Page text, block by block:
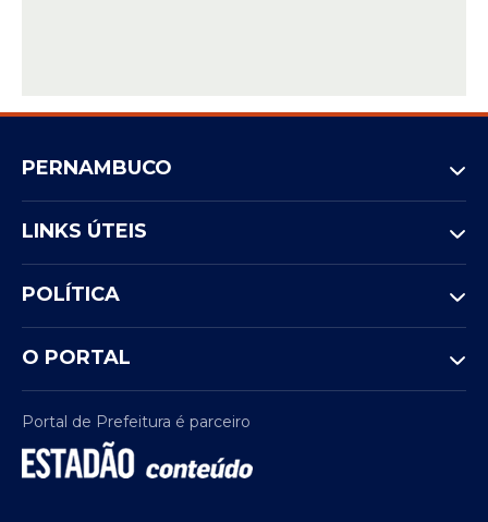
PERNAMBUCO
LINKS ÚTEIS
POLÍTICA
O PORTAL
Portal de Prefeitura é parceiro